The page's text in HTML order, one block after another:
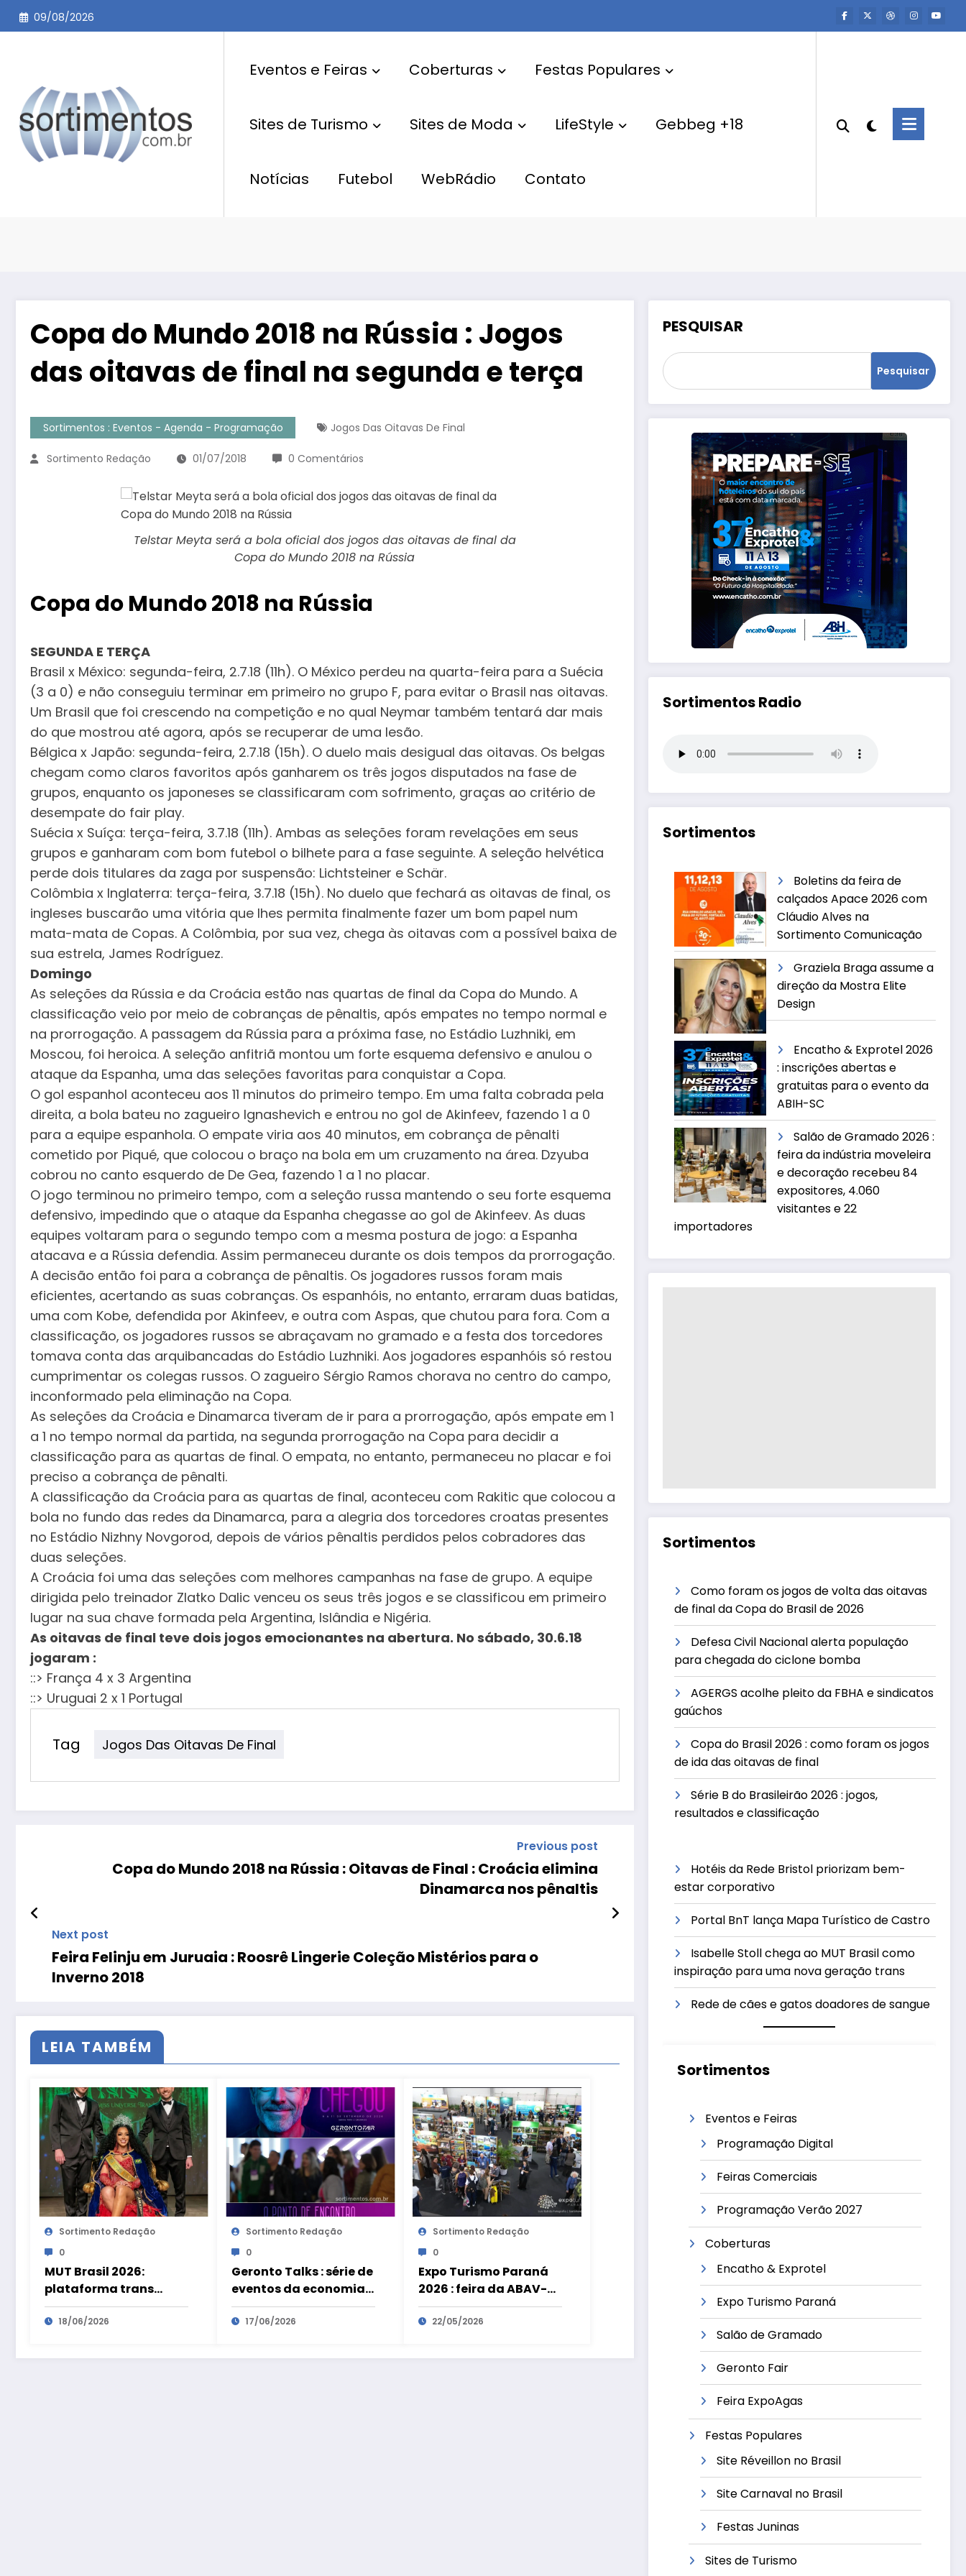
Pular
para
09/08/2026
Eventos e Feiras Coberturas Festas Populares
Sites de Turismo Sites de Moda LifeStyle Gebbeg +18
Notícias Futebol WebRádio Contato
Copa do Mundo 2018 na Rússia : Jogos
das oitavas de final na segunda e terça
Sortimentos : Eventos - Agenda - Programação Jogos Das Oitavas De Final
Sortimento Redação 01/07/2018 0 Comentários
Telstar Meyta será a bola oficial dos jogos das oitavas de final da
Copa do Mundo 2018 na Rússia
Copa do Mundo 2018 na Rússia
SEGUNDA E TERÇA
Brasil x México: segunda-feira, 2.7.18 (11h). O México perdeu na quarta-feira para a Suécia
(3 a 0) e não conseguiu terminar em primeiro no grupo F, para evitar o Brasil nas oitavas.
Um Brasil que foi crescendo na competição e no qual Neymar também tentará dar mais
do que mostrou até agora, após se recuperar de uma lesão.
Bélgica x Japão: segunda-feira, 2.7.18 (15h). O duelo mais desigual das oitavas. Os belgas
chegam como claros favoritos após ganharem os três jogos disputados na fase de
grupos, enquanto os japoneses se classificaram com sofrimento, graças ao critério de
desempate do fair play.
Suécia x Suíça: terça-feira, 3.7.18 (11h). Ambas as seleções foram revelações em seus
grupos e ganharam com bom futebol o bilhete para a fase seguinte. A seleção helvética
perde dois titulares da zaga por suspensão: Lichtsteiner e Schär.
Colômbia x Inglaterra: terça-feira, 3.7.18 (15h). No duelo que fechará as oitavas de final, os
ingleses buscarão uma vitória que lhes permita finalmente fazer um bom papel num
mata-mata de Copas. A Colômbia, por sua vez, chega às oitavas com a possível baixa de
sua estrela, James Rodríguez.
Domingo
As seleções da Rússia e da Croácia estão nas quartas de final da Copa do Mundo. A
classificação veio por meio de cobranças de pênaltis, após empates no tempo normal e
na prorrogação. A passagem da Rússia para a próxima fase, no Estádio Luzhniki, em
Moscou, foi heroica. A seleção anfitriã montou um forte esquema defensivo e anulou o
ataque da Espanha, uma das seleções favoritas para conquistar a Copa.
O gol espanhol aconteceu aos 11 minutos do primeiro tempo. Em uma falta cobrada pela
direita, a bola bateu no zagueiro Ignashevich e entrou no gol de Akinfeev, fazendo 1 a 0
para a equipe espanhola. O empate viria aos 40 minutos, em cobrança de pênalti
cometido por Piqué, que colocou o braço na bola em um cruzamento na área. Dzyuba
cobrou no canto esquerdo de De Gea, fazendo 1 a 1 no placar.
O jogo terminou no primeiro tempo, com a seleção russa mantendo o seu forte esquema
defensivo, impedindo que o ataque da Espanha chegasse ao gol de Akinfeev. As duas
equipes voltaram para o segundo tempo com a mesma postura de jogo: a Espanha
atacava e a Rússia defendia. Assim permaneceu durante os dois tempos da prorrogação.
A decisão então foi para a cobrança de pênaltis. Os jogadores russos foram mais
eficientes, acertando as suas cobranças. Os espanhóis, no entanto, erraram duas batidas,
uma com Kobe, defendida por Akinfeev, e outra com Aspas, que chutou para fora. Com a
classificação, os jogadores russos se abraçavam no gramado e a festa dos torcedores
tomava conta das arquibancadas do Estádio Luzhniki. Aos jogadores espanhóis só restou
cumprimentar os colegas russos. O zagueiro Sérgio Ramos chorava no centro do campo,
inconformado pela eliminação na Copa.
As seleções da Croácia e Dinamarca tiveram de ir para a prorrogação, após empate em 1
a 1 no tempo normal da partida, na segunda prorrogação na Copa para decidir a
classificação para as quartas de final. O empata, no entanto, permaneceu no placar e foi
preciso a cobrança de pênalti.
A classificação da Croácia para as quartas de final, aconteceu com Rakitic que colocou a
bola no fundo das redes da Dinamarca, para a alegria dos torcedores croatas presentes
no Estádio Nizhny Novgorod, depois de vários pênaltis perdidos pelos cobradores das
duas seleções.
A Croácia foi uma das seleções com melhores campanhas na fase de grupo. A equipe
dirigida pelo treinador Zlatko Dalic venceu os seus três jogos e se classificou em primeiro
lugar na sua chave formada pela Argentina, Islândia e Nigéria.
As oitavas de final teve dois jogos emocionantes na abertura. No sábado, 30.6.18
jogaram :
::> França 4 x 3 Argentina
::> Uruguai 2 x 1 Portugal
Tag Jogos Das Oitavas De Final
Previous post
Copa do Mundo 2018 na Rússia : Oitavas de Final : Croácia elimina
Dinamarca nos pênaltis
Next post
Feira Felinju em Juruaia : Roosrê Lingerie Coleção Mistérios para o
Inverno 2018
LEIA TAMBÉM
Sortimento Redação
0
MUT Brasil 2026:
plataforma trans
transforma
visibilidade em
18/06/2026
Sortimento Redação
0
Geronto Talks : série de
eventos da economia
prateada são
preparatórios para a
17/06/2026
Sortimento Redação
0
Expo Turismo Paraná
2026 : feira da ABAV-PR
movimenta R$ 180
milhões e bate recorde
22/05/2026
PESQUISAR
Pesquisar
Sortimentos Radio
Sortimentos
Boletins da feira de
calçados Apace 2026 com
Cláudio Alves na
Sortimento Comunicação
Graziela Braga assume a
direção da Mostra Elite
Design
Encatho & Exprotel 2026
: inscrições abertas e
gratuitas para o evento da
ABIH-SC
Salão de Gramado 2026 :
feira da indústria moveleira
e decoração recebeu 84
expositores, 4.060
visitantes e 22
importadores
Sortimentos
Como foram os jogos de volta das oitavas
de final da Copa do Brasil de 2026
Defesa Civil Nacional alerta população
para chegada do ciclone bomba
AGERGS acolhe pleito da FBHA e sindicatos
gaúchos
Copa do Brasil 2026 : como foram os jogos
de ida das oitavas de final
Série B do Brasileirão 2026 : jogos,
resultados e classificação
Hotéis da Rede Bristol priorizam bem-
estar corporativo
Portal BnT lança Mapa Turístico de Castro
Isabelle Stoll chega ao MUT Brasil como
inspiração para uma nova geração trans
Rede de cães e gatos doadores de sangue
Sortimentos
Eventos e Feiras
Programação Digital
Feiras Comerciais
Programação Verão 2027
Coberturas
Encatho & Exprotel
Expo Turismo Paraná
Salão de Gramado
Geronto Fair
Feira ExpoAgas
Festas Populares
Site Réveillon no Brasil
Site Carnaval no Brasil
Festas Juninas
Sites de Turismo